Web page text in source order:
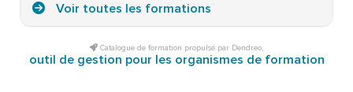
Voir toutes les formations
Catalogue de formation propulsé par Dendreo,
outil de gestion pour les organismes de formation